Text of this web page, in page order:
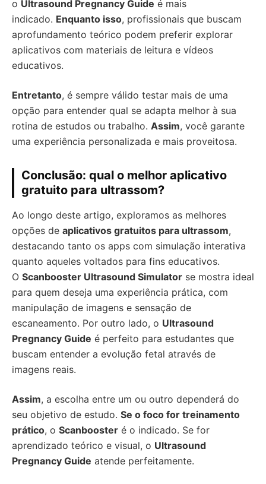
o Ultrasound Pregnancy Guide é mais
indicado. Enquanto isso, profissionais que buscam
aprofundamento teórico podem preferir explorar
aplicativos com materiais de leitura e vídeos
educativos.
Entretanto, é sempre válido testar mais de uma
opção para entender qual se adapta melhor à sua
rotina de estudos ou trabalho. Assim, você garante
uma experiência personalizada e mais proveitosa.
Conclusão: qual o melhor aplicativo
gratuito para ultrassom?
Ao longo deste artigo, exploramos as melhores
opções de aplicativos gratuitos para ultrassom,
destacando tanto os apps com simulação interativa
quanto aqueles voltados para fins educativos.
O Scanbooster Ultrasound Simulator se mostra ideal
para quem deseja uma experiência prática, com
manipulação de imagens e sensação de
escaneamento. Por outro lado, o Ultrasound
Pregnancy Guide é perfeito para estudantes que
buscam entender a evolução fetal através de
imagens reais.
Assim, a escolha entre um ou outro dependerá do
seu objetivo de estudo. Se o foco for treinamento
prático, o Scanbooster é o indicado. Se for
aprendizado teórico e visual, o Ultrasound
Pregnancy Guide atende perfeitamente.